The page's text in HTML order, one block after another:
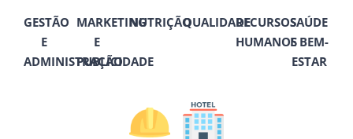
GESTÃO
E
ADMINISTRAÇÃO
MARKETING
E
PUBLICIDADE
NUTRIÇÃOQUALIDADERECURSOS
HUMANOS
SAÚDE
E BEM-
ESTAR